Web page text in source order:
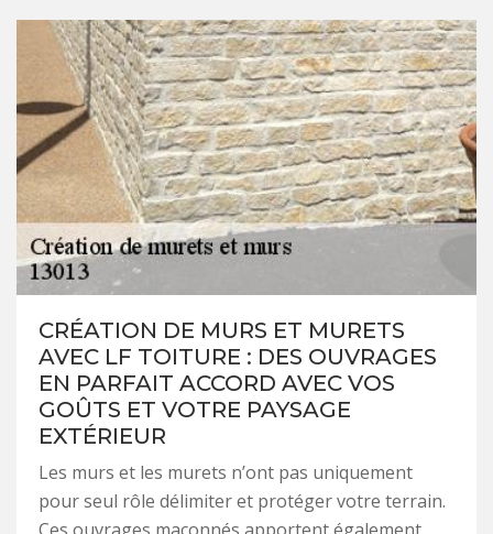
CRÉATION DE MURS ET MURETS
AVEC LF TOITURE : DES OUVRAGES
EN PARFAIT ACCORD AVEC VOS
GOÛTS ET VOTRE PAYSAGE
EXTÉRIEUR
Les murs et les murets n’ont pas uniquement
pour seul rôle délimiter et protéger votre terrain.